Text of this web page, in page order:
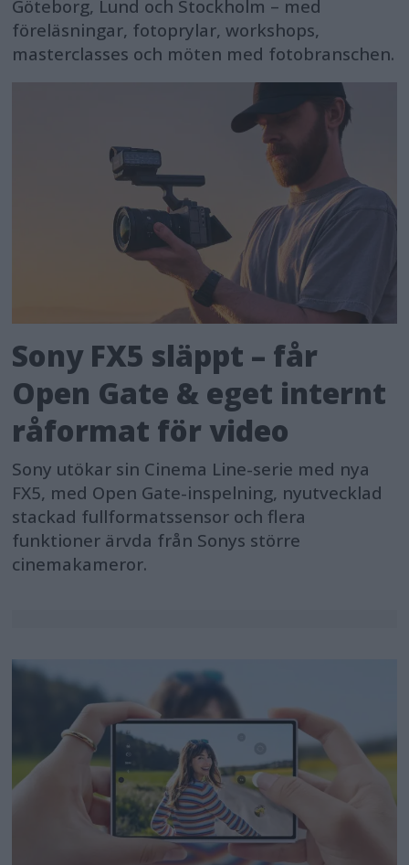
Göteborg, Lund och Stockholm – med
föreläsningar, fotoprylar, workshops,
masterclasses och möten med fotobranschen.
Sony FX5 släppt – får
Open Gate & eget internt
råformat för video
Sony utökar sin Cinema Line-serie med nya
FX5, med Open Gate-inspelning, nyutvecklad
stackad fullformatssensor och flera
funktioner ärvda från Sonys större
cinemakameror.